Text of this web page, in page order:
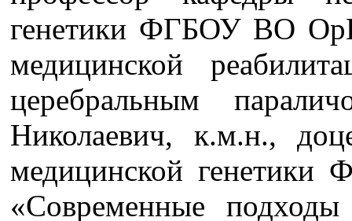
генетики ФГБОУ ВО
медицинской
церебральным
Николаевич, к.м.н.,
медицинской
«Современные